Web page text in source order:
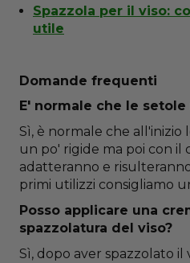
Spazzola per il viso:
utile
Domande frequenti
E' normale che le
Sì, è normale che all'inizio
un po' rigide ma poi con il
adatteranno e
primi utilizzi consigliamo
Posso applicare una
spazzolatura del viso?
Sì, dopo aver spazzolato il